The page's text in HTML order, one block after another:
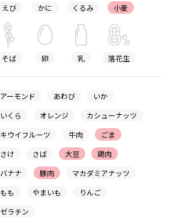
えび かに くるみ 小麦
そば 卵 乳 落花生
アーモンド あわび
いか
いくら
オレンジ
カシューナッツ
キウイフルーツ
牛肉
ごま
さけ
さば 大豆
鶏肉
バナナ
豚肉
マカダミアナッツ
もも
やまいも
りんご
ゼラチン